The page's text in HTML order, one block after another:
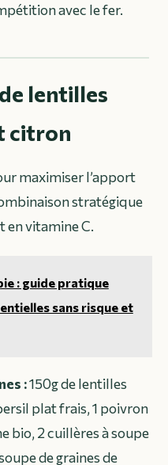
avec le fer.
lentilles
citron
maximiser l’apport
stratégique
en vitamine C.
: guide pratique
sans risque et
:150g de lentilles
plat frais, 1 poivron
bio, 2 cuillères à soupe
de graines de